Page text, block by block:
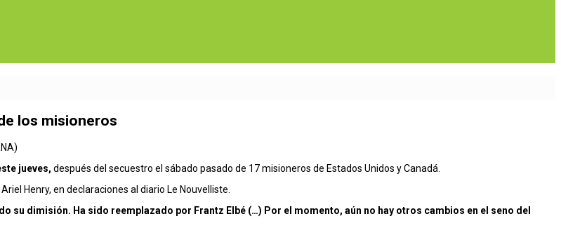
los misioneros
jueves, después del secuestro el sábado pasado de 17 misioneros de Estados Unidos y Canadá.
Henry, en declaraciones al diario Le Nouvelliste.
su dimisión. Ha sido reemplazado por Frantz Elbé (…) Por el momento, aún no hay otros cambios en el seno del